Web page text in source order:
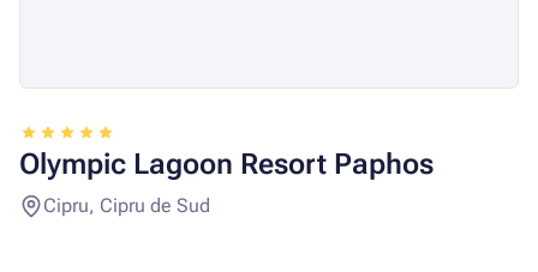
Olympic Lagoon Resort Paphos
Cipru, Cipru de Sud